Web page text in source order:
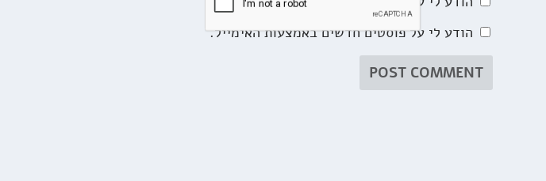
הודע לי על פוסטים חדשים באמצעות האימייל.